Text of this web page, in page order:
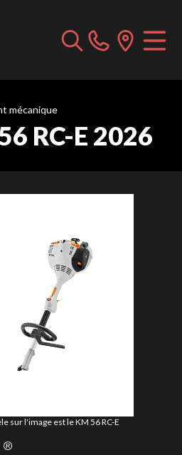
mécanique
RC-E 2026
sur l'image est le KM 56 RC-E